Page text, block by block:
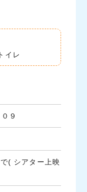
トイレ
９
( シアター上映